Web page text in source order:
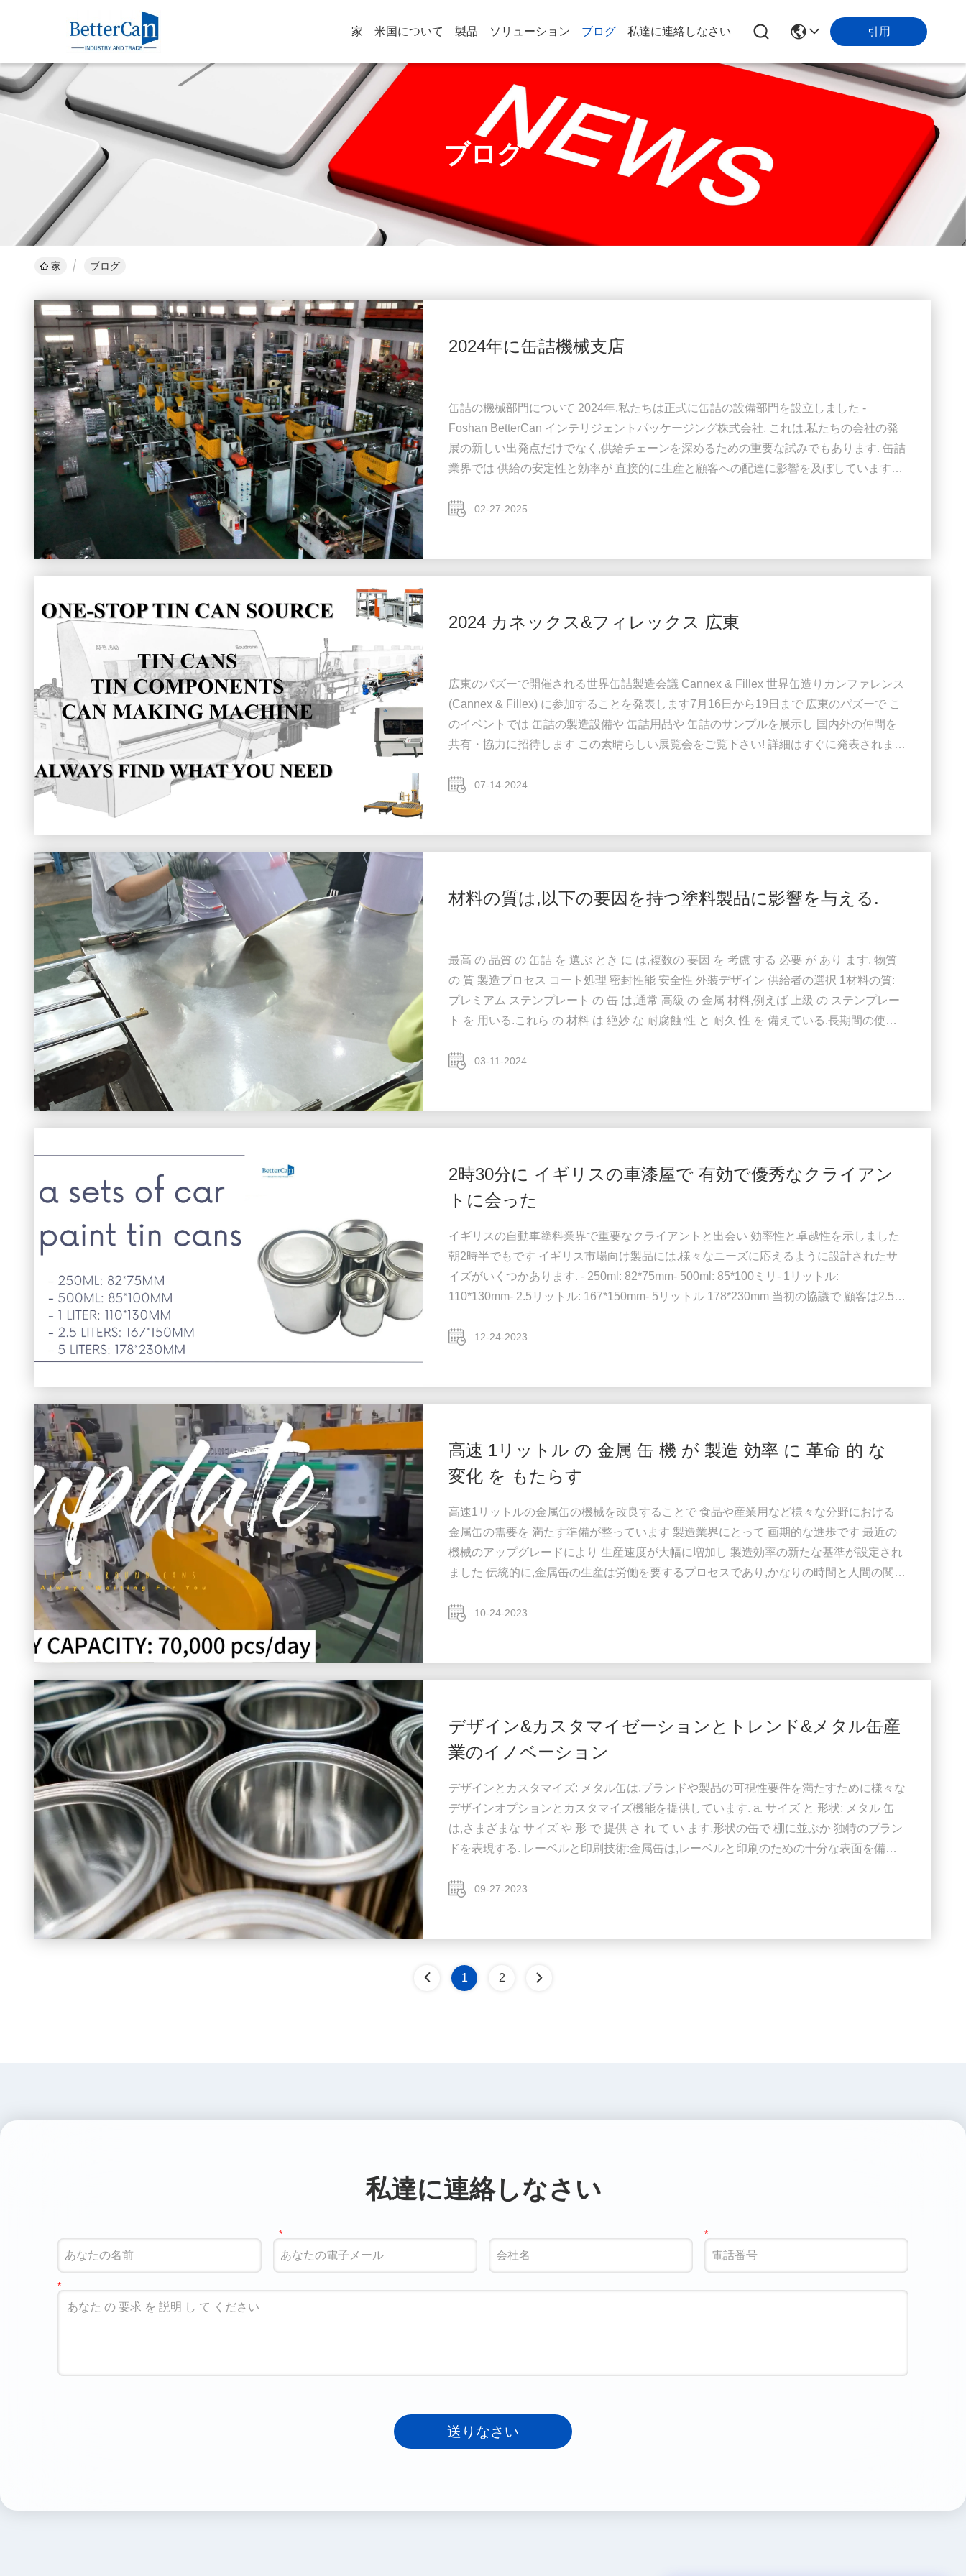
家 米国について 製品 ソリューション ブログ 私達に連絡しなさい 引用
ブログ
家 ブログ
2024年に缶詰機械支店
缶詰の機械部門について 2024年,私たちは正式に缶詰の設備部門を設立しました -
Foshan BetterCan インテリジェントパッケージング株式会社. これは,私たちの会社の発
展の新しい出発点だけでなく,供給チェーンを深めるための重要な試みでもあります. 缶詰
業界では 供給の安定性と効率が 直接的に生産と顧客への配達に影響を及ぼしています私
してきました設備部門の設立は サプライチェーンへの長期投資の反映です 高品質の缶詰
02-27-2025
2024 カネックス&フィレックス 広東
広東のパズーで開催される世界缶詰製造会議 Cannex & Fillex 世界缶造りカンファレンス
(Cannex & Fillex) に参加することを発表します7月16日から19日まで 広東のパズーで こ
のイベントでは 缶詰の製造設備や 缶詰用品や 缶詰のサンプルを展示し 国内外の仲間を
共有・協力に招待します この素晴らしい展覧会をご覧下さい! 詳細はすぐに発表されます
07-14-2024
材料の質は,以下の要因を持つ塗料製品に影響を与える.
最高 の 品質 の 缶詰 を 選ぶ とき に は,複数の 要因 を 考慮 する 必要 が あり ます. 物質
の 質 製造プロセス コート処理 密封性能 安全性 外装デザイン 供給者の選択 1材料の質:
プレミアム ステンプレート の 缶 は,通常 高級 の 金属 材料,例えば 上級 の ステンプレー
ト を 用いる.これら の 材料 は 絶妙 な 耐腐蝕 性 と 耐久 性 を 備えている.長期間の使用
ス:精密 な 溶接 や 高温 処理 を 含め て 先進 的 な 技術 が 用い られ て い ます.この方法
03-11-2024
2時30分に イギリスの車漆屋で 有効で優秀なクライアン
トに会った
イギリスの自動車塗料業界で重要なクライアントと出会い 効率性と卓越性を示しました
朝2時半でもです イギリス市場向け製品には,様々なニーズに応えるように設計されたサ
イズがいくつかあります. - 250ml: 82*75mm- 500ml: 85*100ミリ- 1リットル:
110*130mm- 2.5リットル: 167*150mm- 5リットル 178*230mm 当初の協議で 顧客は2.5リ
お勧めしました45HQのテストオーダーを検証する. 顧客の好みに応じて 蓋と缶を1つの
12-24-2023
高速 1リットル の 金属 缶 機 が 製造 効率 に 革命 的 な
変化 を もたらす
高速1リットルの金属缶の機械を改良することで 食品や産業用など様々な分野における
金属缶の需要を 満たす準備が整っています 製造業界にとって 画期的な進歩です 最近の
機械のアップグレードにより 生産速度が大幅に増加し 製造効率の新たな基準が設定され
ました 伝統的に,金属缶の生産は労働を要するプロセスであり,かなりの時間と人間の関与
の高いレベルを達成するために資源を投資しました. 高速1リットルの金属缶機によって
10-24-2023
デザイン&カスタマイゼーションとトレンド&メタル缶産
業のイノベーション
デザインとカスタマイズ: メタル缶は,ブランドや製品の可視性要件を満たすために様々な
デザインオプションとカスタマイズ機能を提供しています. a. サイズ と 形状: メタル 缶
は,さまざまな サイズ や 形 で 提供 さ れ て い ます.形状の缶で 棚に並ぶか 独特のブラン
ドを表現する. レーベルと印刷技術:金属缶は,レーベルと印刷のための十分な表面を備え
は 缶 の 表面 に 直接 貼り付け られ ます か,紙 や プラスチック の 袖 に 印刷 さ れ て 缶
09-27-2023
1 2
私達に連絡しなさい
送りなさい